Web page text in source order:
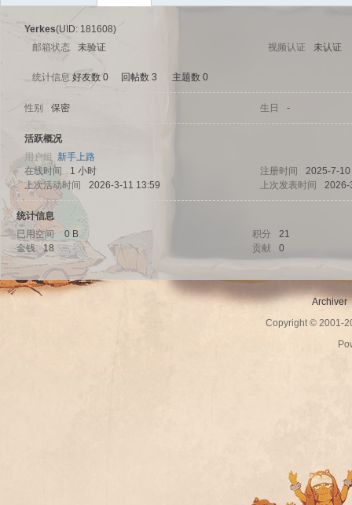
uz!
Yerkes(UID: 181608)
邮箱状态
未验证 视频认证 未认证
统计信息 好友数 0 回帖数 3 主题数 0
性别 保密 生日 -
活跃概况
用户组 新手上路
在线时间
1 小时 注册时间
2025-7-
上次活动时间
2026-3-11 13:59 上次发表时间 2026-
统计信息
已用空间
0 B 积分
21
金钱
18 贡献 0
Archiver
Copyright © 2001-